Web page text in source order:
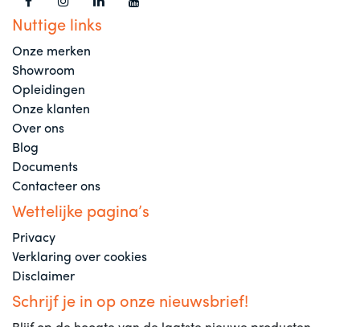
Nuttige links
Onze merken
Showroom
Opleidingen
Onze klanten
Over ons
Blog
Documents
Contacteer ons
Wettelijke pagina’s
Privacy
Verklaring over cookies
Disclaimer
Schrijf je in op onze nieuwsbrief!